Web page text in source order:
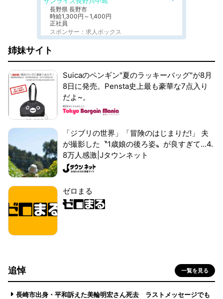
長野県 長野市
時給1,300円～1,400円
正社員
スポンサー：求人ボックス
姉妹サイト
Suicaのペンギン"夏のラッキーバッグ"が8月
8日に発売。Pensta史上最も豪華な7点入り
だよ~。
「ジブリの世界」「冒険のはじまりだ!」 夫
が撮影した〝1歳娘の後ろ姿〟が良すぎて...4.
8万人感激|Jタウンネット
ゼロまる
追悼 一覧を見る
長崎市出身・平和訴えた美輪明宏さん死去 ラストメッセージでも